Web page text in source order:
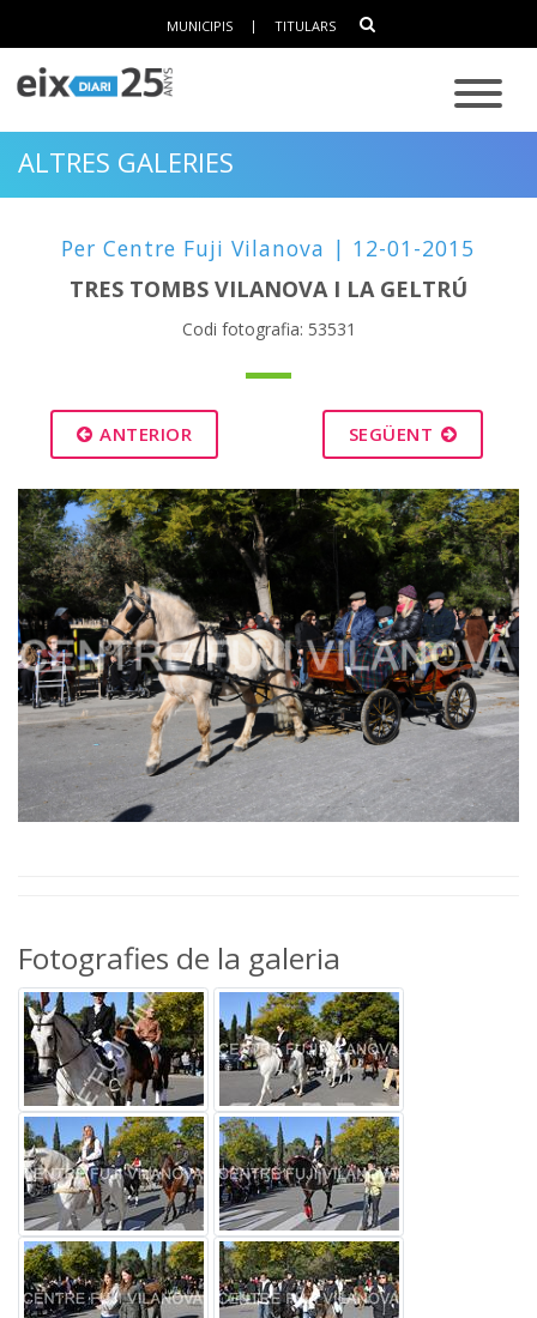
MUNICIPIS | TITULARS
ALTRES GALERIES
Per Centre Fuji Vilanova | 12-01-2015
TRES TOMBS VILANOVA I LA GELTRÚ
Codi fotografia: 53531
ANTERIOR SEGÜENT
Fotografies de la galeria